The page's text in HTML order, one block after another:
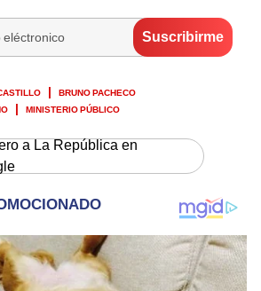
BRUNO PACHECO
MINISTERIO PÚBLICO
a La República en